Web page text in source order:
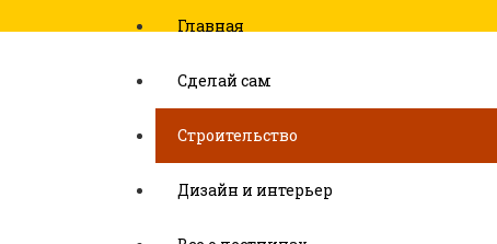
Главная
Сделай сам
Строительство
Дизайн и интерьер